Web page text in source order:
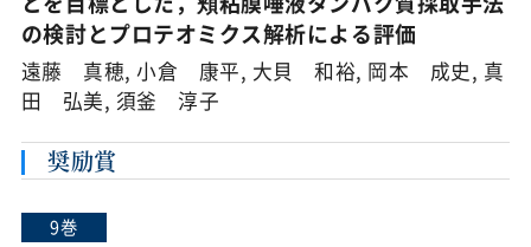
の検討とプロテオミクス解析による評価
遠藤 真穂, 小倉 康平, 大貝 和裕, 岡本 成史, 真
田 弘美, 須釜 淳子
奨励賞
9巻